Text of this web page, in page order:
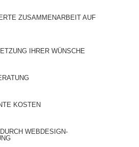
ZUSAMMENARBEIT AUF
IHRER WÜNSCHE
KOSTEN
WEBDESIGN-